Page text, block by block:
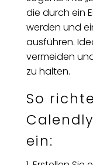
die durch ein
werden und
ausführen.
vermeiden
zu halten.
So
ein: